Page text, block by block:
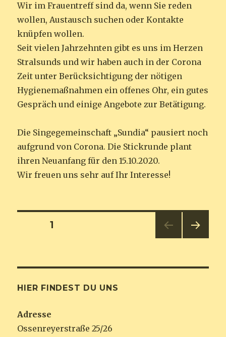
Wir im Frauentreff sind da, wenn Sie reden
wollen, Austausch suchen oder Kontakte
knüpfen wollen.
Seit vielen Jahrzehnten gibt es uns im Herzen
Stralsunds und wir haben auch in der Corona
Zeit unter Berücksichtigung der nötigen
Hygienemaßnahmen ein offenes Ohr, ein gutes
Gespräch und einige Angebote zur Betätigung.
Die Singegemeinschaft „Sundia“ pausiert noch
aufgrund von Corona. Die Stickrunde plant
ihren Neuanfang für den 15.10.2020.
Wir freuen uns sehr auf Ihr Interesse!
Seitennummerierung
Beiträge
SEITE1
E
HIER FINDEST DU UNS
Adresse
Ossenreyerstraße 25/26